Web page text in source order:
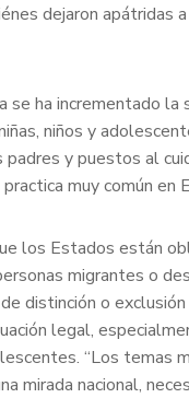
dejaron apátridas
se ha incrementado la
niños y
padres y puestos al
muy común en
los Estados están
migrantes o
distinción o
legal,
“Los temas
mirada nacional,